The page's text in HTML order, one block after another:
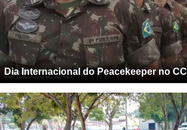
Dia Internacional do Peacekeeper no